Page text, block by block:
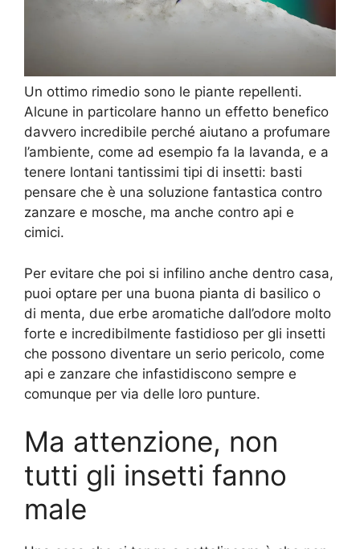
Un ottimo rimedio sono le piante repellenti.
Alcune in particolare hanno un effetto benefico
davvero incredibile perché aiutano a profumare
l’ambiente, come ad esempio fa la lavanda, e a
tenere lontani tantissimi tipi di insetti: basti
pensare che è una soluzione fantastica contro
zanzare e mosche, ma anche contro api e
cimici.
Per evitare che poi si infilino anche dentro casa,
puoi optare per una buona pianta di basilico o
di menta, due erbe aromatiche dall’odore molto
forte e incredibilmente fastidioso per gli insetti
che possono diventare un serio pericolo, come
api e zanzare che infastidiscono sempre e
comunque per via delle loro punture.
Ma attenzione, non
tutti gli insetti fanno
male